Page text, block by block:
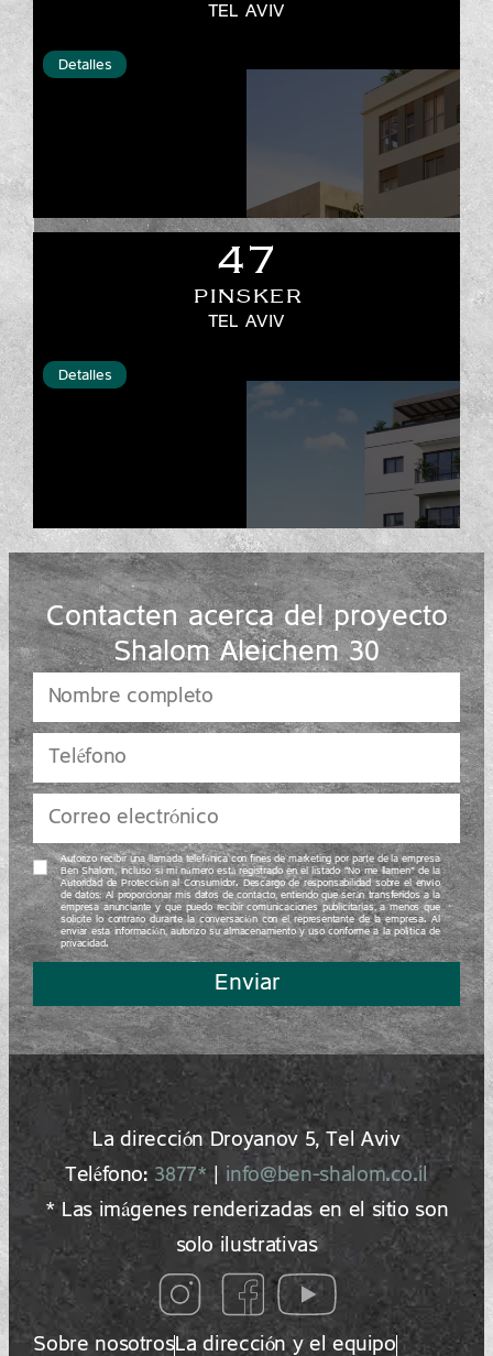
TEL AVIV
Detalles
47
PINSKER
TEL AVIV
Detalles
Contacten acerca del proyecto
Shalom Aleichem 30
Autorizo recibir una llamada telefónica con fines de marketing por parte de la empresa
Ben Shalom, incluso si mi número está registrado en el listado “No me llamen” de la
Autoridad de Protección al Consumidor. Descargo de responsabilidad sobre el envío
de datos: Al proporcionar mis datos de contacto, entiendo que serán transferidos a la
empresa anunciante y que puedo recibir comunicaciones publicitarias, a menos que
solicite lo contrario durante la conversación con el representante de la empresa. Al
enviar esta información, autorizo su almacenamiento y uso conforme a la política de
privacidad.
Enviar
La dirección Droyanov 5, Tel Aviv
Teléfono:3877* | info@ben-shalom.co.il
* Las imágenes renderizadas en el sitio son
solo ilustrativas
Sobre nosotrosLa dirección y el equipo